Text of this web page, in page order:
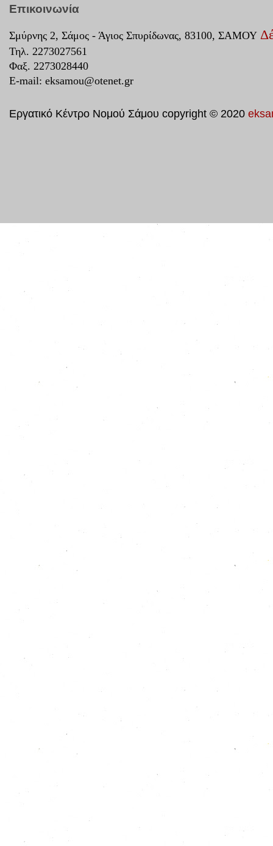
Επικοινωνία
Σμύρνης 2, Σάμος - Άγιος Σπυρίδωνας, 83100, ΣΑΜΟΥ
Τηλ. 2273027561
Φαξ. 2273028440
E-mail: eksamou@otenet.gr
Εργατικό Κέντρο Νομού Σάμου copyright © 2020